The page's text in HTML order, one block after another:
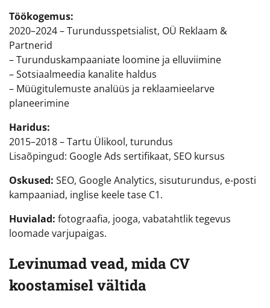
Töökogemus:
2020–2024 – Turundusspetsialist, OÜ Reklaam &
Partnerid
– Turunduskampaaniate loomine ja elluviimine
– Sotsiaalmeedia kanalite haldus
– Müügitulemuste analüüs ja reklaamieelarve
planeerimine
Haridus:
2015–2018 – Tartu Ülikool, turundus
Lisaõpingud: Google Ads sertifikaat, SEO kursus
Oskused: SEO, Google Analytics, sisuturundus, e-posti
kampaaniad, inglise keele tase C1.
Huvialad: fotograafia, jooga, vabatahtlik tegevus
loomade varjupaigas.
Levinumad vead, mida CV
koostamisel vältida